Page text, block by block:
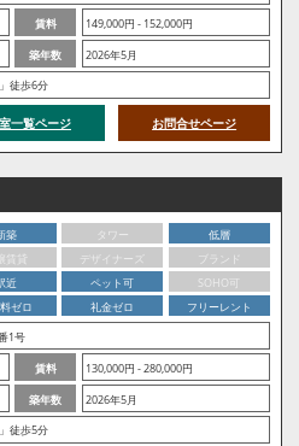
賃料
149,000円 - 152,000円
築年数
2026年5月
徒歩6分
一覧ページ お問合せページ
築 タワー
低層
賃貸
デザイナーズ
ブランド
近
ペット可
SOHO可
ゼロ
礼金ゼロ
フリーレント
1号
賃料
130,000円 - 280,000円
築年数
2026年5月
徒歩5分